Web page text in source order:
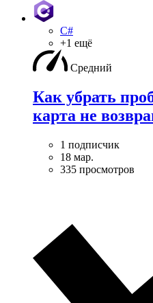
C#
+1 ещё
Средний
Как убрать
карта не
1 подписчик
18 мар.
335 просмотров